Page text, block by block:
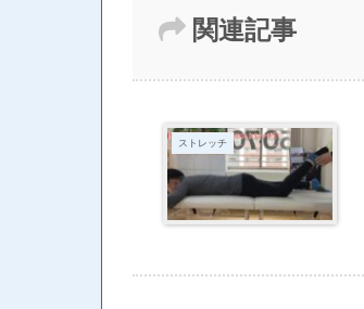
関連記事
ストレッチ